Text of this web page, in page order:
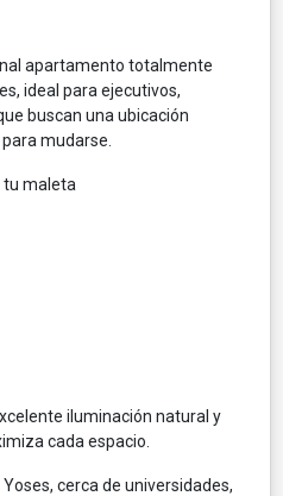
apartamento totalmente
ideal para ejecutivos,
buscan una ubicación
mudarse.
tu maleta
iluminación natural y
cada espacio.
cerca de universidades,